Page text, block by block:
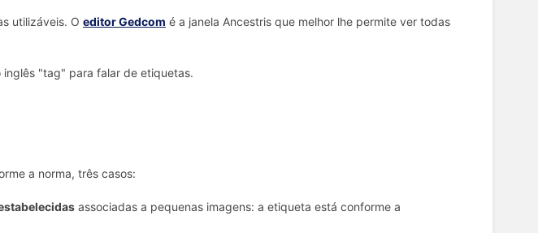
utilizáveis. O editor Gedcom é a janela Ancestris que melhor lhe permite ver todas
inglês "tag" para falar de etiquetas.
a norma, três casos:
associadas a pequenas imagens: a etiqueta está conforme a